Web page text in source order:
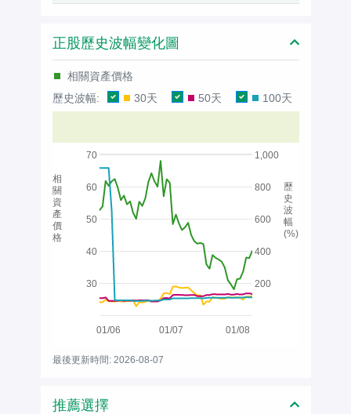
正股歷史波幅變化圖
相關資產價格
歷史波幅:
30天 50天 100天
01/06 01/07 01/08
30
40
50
60
70
200
400
600
800
1,000
相
關
資
產
價
格
歷
史
波
幅
(%)
最後更新時間: 2026-08-07
推薦選擇